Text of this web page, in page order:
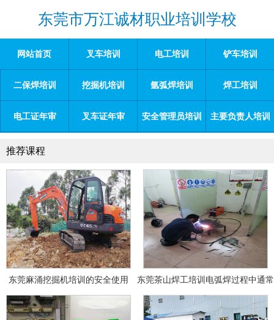
东莞市万江诚材职业培训学校
网站首页 叉车培训 电工培训 铲车培训
二保焊培训 挖掘机培训 氩弧焊培训 焊工培训
电工证年审 叉车证年审 安全管理员培训 主要负责人培训
推荐课程
东莞麻涌挖掘机培训的安全使用
东莞茶山焊工培训电弧焊过程中通常
会采取以下措施